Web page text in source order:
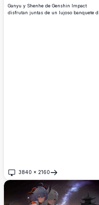
Genshin Impact
Ganyu y Shenhe de Genshin Impact
disfrutan juntas de un lujoso banquete de
3840 × 2160
Abrir